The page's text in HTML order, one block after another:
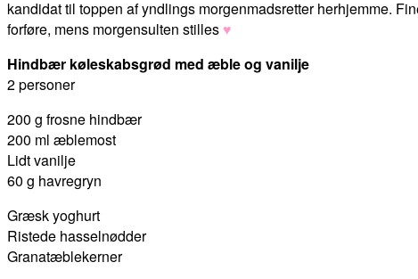
kandidat til toppen af yndlings morgenmadsretter herhjemme.
forføre, mens morgensulten stilles ♥
Hindbær køleskabsgrød med æble og vanilje
2 personer
200 g frosne hindbær
200 ml æblemost
Lidt vanilje
60 g havregryn
Græsk yoghurt
Ristede hasselnødder
Granatæblekerner